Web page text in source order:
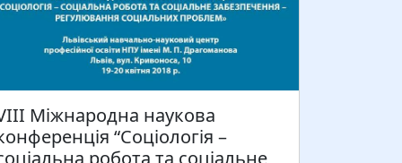
Міжнародна наукова
“Соціологія –
робота та соціальне
модулів та офіцери-викладачі
за напрямками підготовки Навчального
центру НГУ розпочали навчання курсу
підвищення кваліфікації.Щоб крокувати в
з часом потрібно постійно
саме тому на
командування Навчального